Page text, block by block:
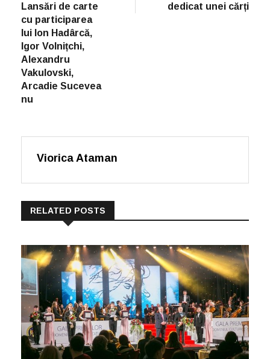
Lansări de carte
cu participarea
lui Ion Hadârcă,
Igor Volnițchi,
Alexandru
Vakulovski,
Arcadie Sucevea
nu
dedicat unei cărți
Viorica Ataman
RELATED POSTS